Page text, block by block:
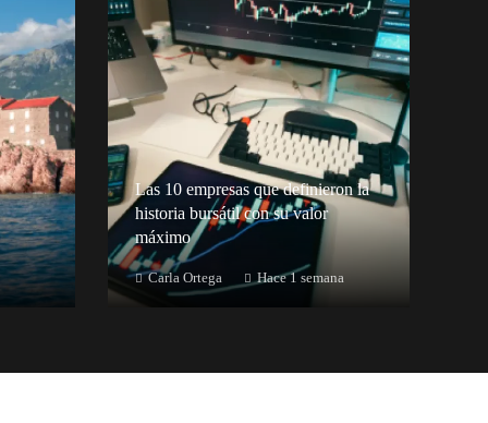
Las 10 empresas que definieron la
historia bursátil con su valor
máximo
Carla Ortega Hace 1 semana